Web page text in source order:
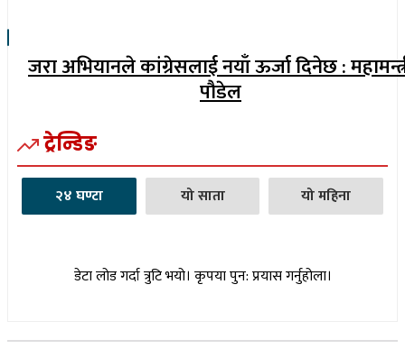
जरा अभियानले कांग्रेसलाई नयाँ ऊर्जा दिनेछ :
पौडेल
ट्रेन्डिङ
२४ घण्टा यो साता यो महिना
डेटा लोड गर्दा त्रुटि भयो। कृपया पुन: प्रयास गर्नुहोला।